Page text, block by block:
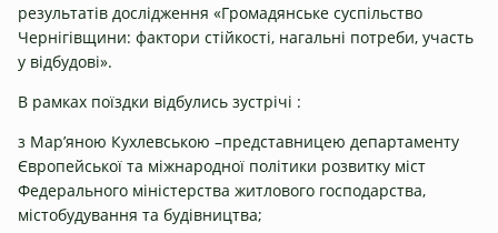
результатів дослідження «Громадянське суспільство
Чернігівщини: фактори стійкості, нагальні потреби, участь
у відбудові».
В рамках поїздки відбулись зустрічі :
з Мар’яною Кухлевською –представницею департаменту
Європейської та міжнародної політики розвитку міст
Федерального міністерства житлового господарства,
містобудування та будівництва;